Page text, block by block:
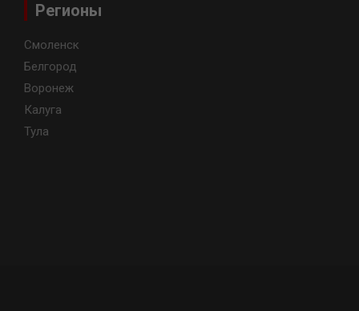
Регионы
Смоленск
Белгород
Воронеж
Калуга
Тула